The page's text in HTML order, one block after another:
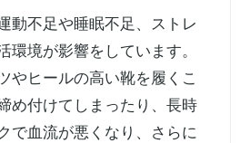
動不足や睡眠不足、ストレ
環境が影響をしています。
やヒールの高い靴を履くこ
め付けてしまったり、長時
で血流が悪くなり、さらに